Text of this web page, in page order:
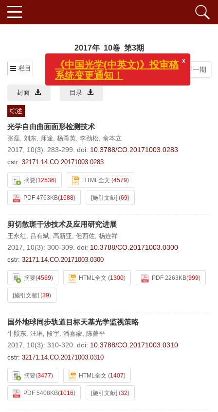
2017年 10卷 第3期
栏目 上一期 下一期
封面 目录
综述
光学自由曲面面形检测技术
张磊, 刘东, 师途, 杨甬英, 李劲松, 俞本立
2017, 10(3): 283-299. doi: 10.3788/CO.20171003.0283
cstr: 32171.14.CO.20171003.0283
摘要(12536) HTML全文 (4579)
PDF 4763KB(1688) [施引文献] (69)
剪切散斑干涉技术及应用研究进展
王永红, 吕有斌, 高新亚, 但西佐, 杨连祥
2017, 10(3): 300-309. doi: 10.3788/CO.20171003.0300
cstr: 32171.14.CO.20171003.0300
摘要(4569) HTML全文 (1300) PDF 2263KB(999)
[施引文献] (39)
国外地球同步轨道目标天基光学监视策略
牛照东, 汪琳, 段宇, 潘嘉蒙, 陈曾平
2017, 10(3): 310-320. doi: 10.3788/CO.20171003.0310
cstr: 32171.14.CO.20171003.0310
摘要(3477) HTML全文 (1407)
PDF 5408KB(1016) [施引文献] (32)
x
《中国光学(中英文)》投审稿
系统变更通知！